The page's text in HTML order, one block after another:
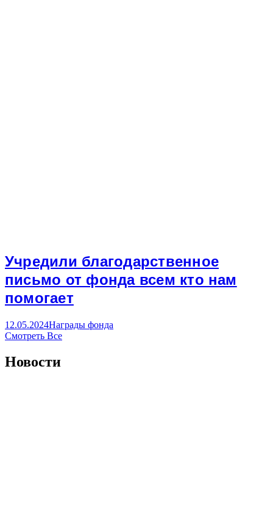
Учредили благодарственное
письмо от фонда всем кто нам
помогает
12.05.2024Награды фонда
Смотреть Все
Новости